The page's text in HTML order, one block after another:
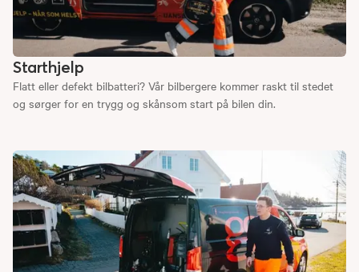
Starthjelp
Flatt eller defekt bilbatteri? Vår bilbergere kommer raskt til stedet
og sørger for en trygg og skånsom start på bilen din.